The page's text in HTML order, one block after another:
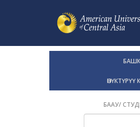
ӨНҮКТҮРҮҮ
БААУ/